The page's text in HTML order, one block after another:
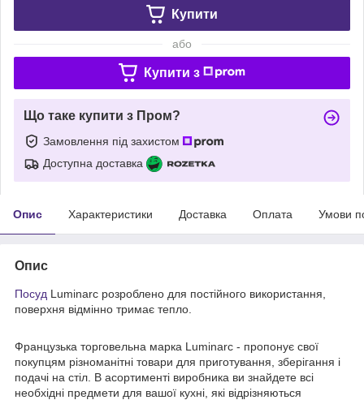
Купити
або
Купити з
Що таке купити з Пром?
Замовлення під захистом
Доступна доставка
Опис Характеристики Доставка Оплата Умови
Опис
Посуд Luminarc розроблено для постійного використання,
поверхня відмінно тримає тепло.
Французька торговельна марка Luminarc - пропонує свої
покупцям різноманітні товари для приготування, зберігання і
подачі на стіл. В асортименті виробника ви знайдете всі
необхідні предмети для вашої кухні, які відрізняються